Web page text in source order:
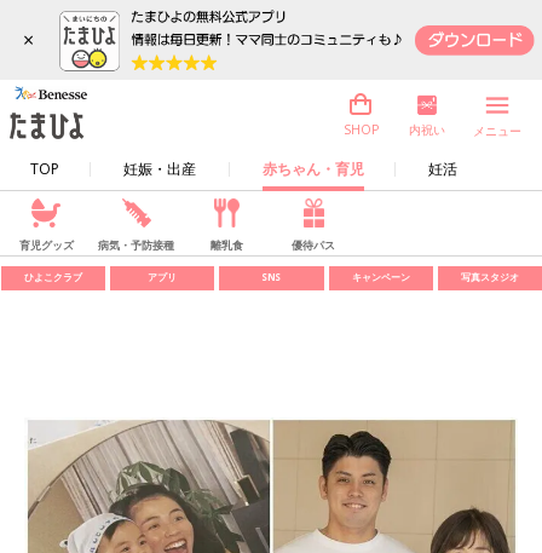
×
TOP 妊娠・出産 赤ちゃん・育児 妊活
SHOP 内祝い メニュー
育児グッズ 病気・予防接種 離乳食 優待パス
ひよこクラブ アプリ SNS キャンペーン 写真スタジオ